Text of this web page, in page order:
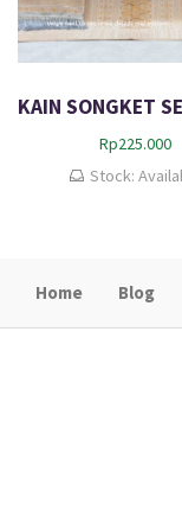
Rp225.000
Stock:
Home Blog